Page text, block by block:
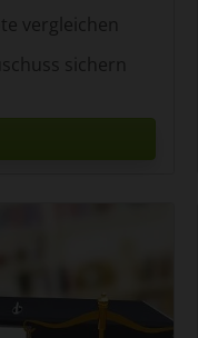
vergleichen
sichern